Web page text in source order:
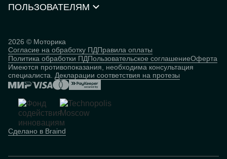
Нейростимуляторы
Контакты
ПОЛЬЗОВАТЕЛЯМ
База знаний
Человек
кибернетический
Партнёрская программа
2026 © Моторика
Согласие на обработку ПДПравила оплаты
Политика обработки ПДПользовательское соглашениеОферта
Имеются противопоказания, необходима консультация
специалиста. Декларации соответствия на протезы
Сделано в Braind